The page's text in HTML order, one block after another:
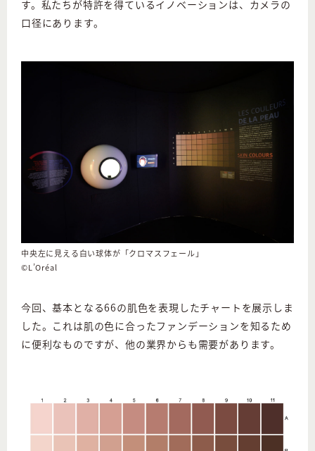
す。私たちが特許を得ているイノベーションは、カメラの
口径にあります。
中央左に見える白い球体が「クロマスフェール」
©L’Oréal
今回、基本となる66の肌色を表現したチャートを展示しま
した。これは肌の色に合ったファンデーションを知るため
に便利なものですが、他の業界からも需要があります。